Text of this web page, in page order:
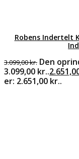
Robens Indertelt
3.099,00kr. Den
3.099,00 kr..
er: 2.651,00 kr..